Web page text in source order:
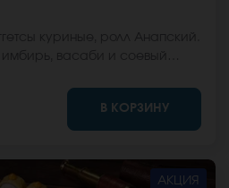
от фото на сайте.
В КОРЗИНУ
АКЦИЯ